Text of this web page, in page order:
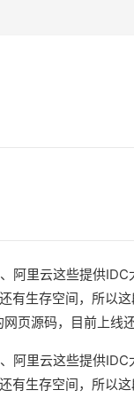
阿里云这些提供
生存空间，所以
页源码，目前上线
阿里云这些提供
生存空间，所以这